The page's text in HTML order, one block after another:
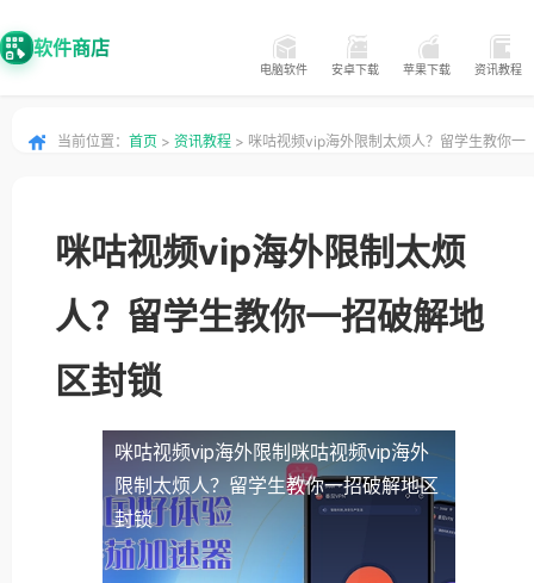
软件商店
电脑软件 安卓下载 苹果下载 资讯教程
当前位置： 首页 > 资讯教程 > 咪咕视频vip海外限制太烦人？留学生教你一
咪咕视频vip海外限制太烦
人？留学生教你一招破解地
区封锁
咪咕视频vip海外限制 咪咕视频vip海外
限制太烦人？留学生教你一招破解地区
封锁